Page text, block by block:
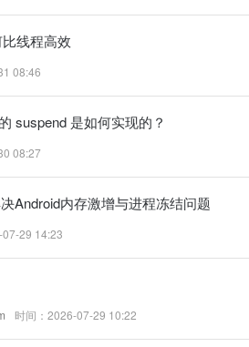
线程高效
08:46
suspend 是如何实现的？
08:27
Android内存激增与进程冻结问题
29 14:23
时间：2026-07-29 10:22